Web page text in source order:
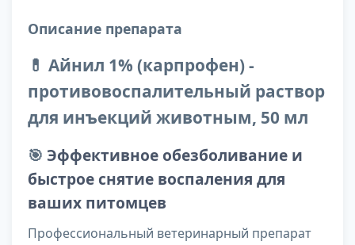
Описание препарата
💊 Айнил 1% (карпрофен) -
противовоспалительный раствор
для инъекций животным, 50 мл
🎯 Эффективное обезболивание и
быстрое снятие воспаления для
ваших питомцев
Профессиональный ветеринарный препарат